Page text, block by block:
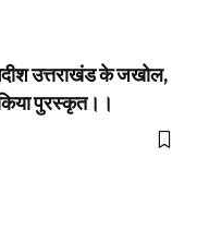
उत्तराखंड के जखोल,
पुरस्कृत।।